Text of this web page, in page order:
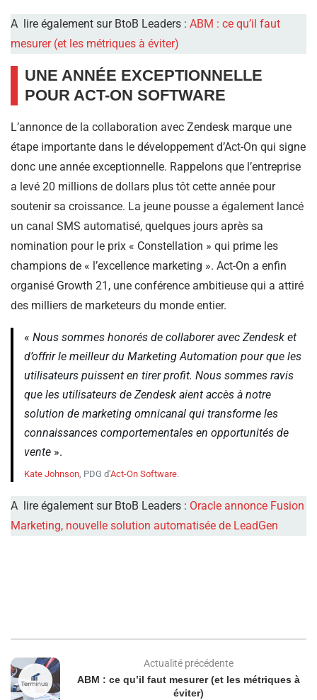
A lire également sur BtoB Leaders : ABM : ce qu’il faut
mesurer (et les métriques à éviter)
UNE ANNÉE EXCEPTIONNELLE
POUR ACT-ON SOFTWARE
L’annonce de la collaboration avec Zendesk marque une
étape importante dans le développement d’Act-On qui signe
donc une année exceptionnelle. Rappelons que l’entreprise
a levé 20 millions de dollars plus tôt cette année pour
soutenir sa croissance. La jeune pousse a également lancé
un canal SMS automatisé, quelques jours après sa
nomination pour le prix « Constellation » qui prime les
champions de « l’excellence marketing ». Act-On a enfin
organisé Growth 21, une conférence ambitieuse qui a attiré
des milliers de marketeurs du monde entier.
« Nous sommes honorés de collaborer avec Zendesk et
d’offrir le meilleur du Marketing Automation pour que les
utilisateurs puissent en tirer profit. Nous sommes ravis
que les utilisateurs de Zendesk aient accès à notre
solution de marketing omnicanal qui transforme les
connaissances comportementales en opportunités de
vente ».
Kate Johnson, PDG d’Act-On Software.
A lire également sur BtoB Leaders : Oracle annonce Fusion
Marketing, nouvelle solution automatisée de LeadGen
Actualité précédente
ABM : ce qu’il faut mesurer (et les métriques à
éviter)